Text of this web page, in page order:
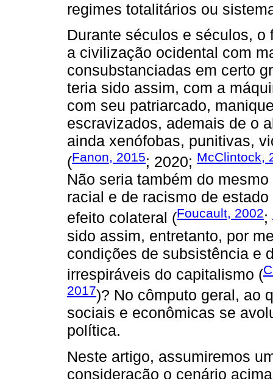
regimes totalitários ou
Durante séculos e séculos,
a civilização ocidental com
consubstanciadas em certo
teria sido assim, com a
com seu patriarcado,
escravizados, ademais de o
ainda xenófobas, punitivas,
(Fanon, 2015; 2020; McClintock,
Não seria também do
racial e de racismo de
efeito colateral (Foucault, 2002;
sido assim, entretanto, por
condições de subsistência e
irrespiráveis do capitalismo (
2017)? No cômputo geral, ao
sociais e econômicas se
política.
Neste artigo, assumiremos
consideração o cenário